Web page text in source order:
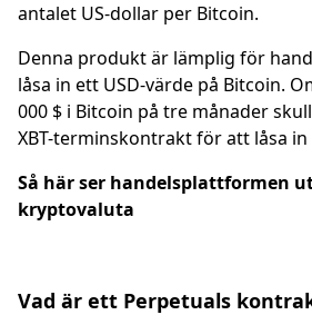
antalet US-dollar per Bitcoin.
Denna produkt är lämplig för
låsa in ett USD-värde på Bitcoin.
000 $ i Bitcoin på tre månader
XBT-terminskontrakt för att låsa
Så här ser handelsplattformen
kryptovaluta
Vad är ett Perpetuals